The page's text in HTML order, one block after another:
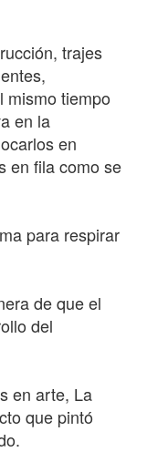
trajes
mismo tiempo
en la
en
en fila como se
para respirar
de que el
del
en arte, La
que pintó